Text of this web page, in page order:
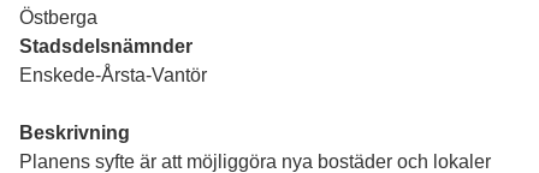
Östberga
Stadsdelsnämnder
Enskede-Årsta-Vantör
Beskrivning
Planens syfte är att möjliggöra nya bostäder och lokaler